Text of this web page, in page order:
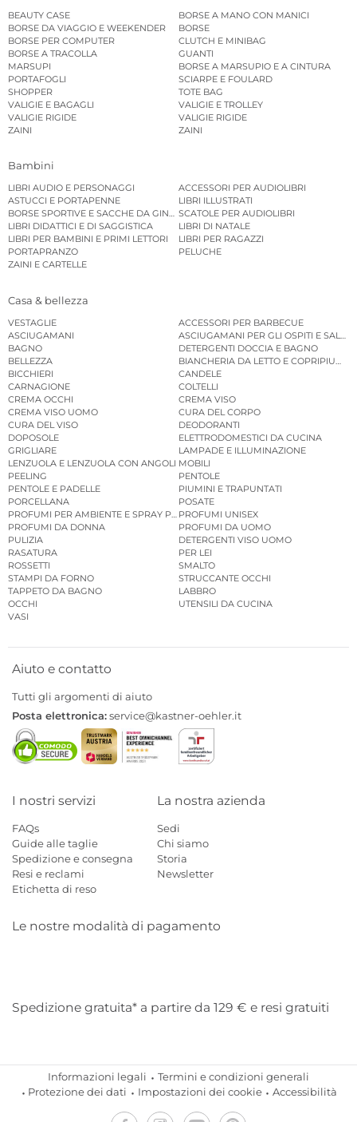
BEAUTY CASE
BORSE A MANO CON MANICI
BORSE DA VIAGGIO E WEEKENDER
BORSE
BORSE PER COMPUTER
CLUTCH E MINIBAG
BORSE A TRACOLLA
GUANTI
MARSUPI
BORSE A MARSUPIO E A CINTURA
PORTAFOGLI
SCIARPE E FOULARD
SHOPPER
TOTE BAG
VALIGIE E BAGAGLI
VALIGIE E TROLLEY
VALIGIE RIGIDE
VALIGIE RIGIDE
ZAINI
ZAINI
Bambini
LIBRI AUDIO E PERSONAGGI
ACCESSORI PER AUDIOLIBRI
ASTUCCI E PORTAPENNE
LIBRI ILLUSTRATI
BORSE SPORTIVE E SACCHE DA GINNASTICASCATOLE PER AUDIOLIBRI
LIBRI DIDATTICI E DI SAGGISTICA
LIBRI DI NATALE
LIBRI PER BAMBINI E PRIMI LETTORI
LIBRI PER RAGAZZI
PORTAPRANZO
PELUCHE
ZAINI E CARTELLE
Casa & bellezza
VESTAGLIE
ACCESSORI PER BARBECUE
ASCIUGAMANI
ASCIUGAMANI PER GLI OSPITI E
BAGNO
DETERGENTI DOCCIA E BAGNO
BELLEZZA
BIANCHERIA DA LETTO E COPRIPIUMINI
BICCHIERI
CANDELE
CARNAGIONE
COLTELLI
CREMA OCCHI
CREMA VISO
CREMA VISO UOMO
CURA DEL CORPO
CURA DEL VISO
DEODORANTI
DOPOSOLE
ELETTRODOMESTICI DA CUCINA
GRIGLIARE
LAMPADE E ILLUMINAZIONE
LENZUOLA E LENZUOLA CON ANGOLI MOBILI
PEELING
PENTOLE
PENTOLE E PADELLE
PIUMINI E TRAPUNTATI
PORCELLANA
POSATE
PROFUMI PER AMBIENTE E SPRAY PER AMBIENTE
PROFUMI UNISEX
PROFUMI DA DONNA
PROFUMI DA UOMO
PULIZIA
DETERGENTI VISO UOMO
RASATURA
PER LEI
ROSSETTI
SMALTO
STAMPI DA FORNO
STRUCCANTE OCCHI
TAPPETO DA BAGNO
LABBRO
OCCHI
UTENSILI DA CUCINA
VASI
Aiuto e contatto
Tutti gli argomenti di aiuto
Posta elettronica:service@kastner-oehler.it
I nostri servizi
FAQs
Guide alle taglie
Spedizione e consegna
Resi e reclami
Etichetta di reso
La nostra azienda
Sedi
Chi siamo
Storia
Newsletter
Le nostre modalità di pagamento
Spedizione gratuita* a partire da 129 € e resi gratuiti
Informazioni legali
Termini e condizioni generali
Protezione dei dati
Impostazioni dei cookie Accessibilità